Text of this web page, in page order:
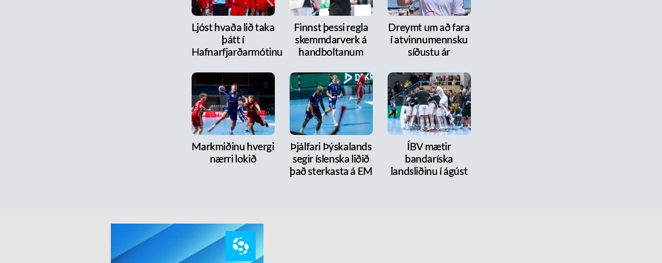
Ljóst hvaða lið taka
þátt í
Hafnarfjarðarmótinu
Finnst þessi regla
skemmdarverk á
handboltanum
Dreymt um að fara
í atvinnumennsku
síðustu ár
Markmiðinu hvergi
nærri lokið
Þjálfari Þýskalands
segir íslenska liðið
það sterkasta á EM
ÍBV mætir
bandaríska
landsliðinu í ágúst